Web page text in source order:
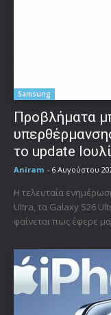
Samsung
Προβλήματα
το update
Aniram - 6 Αυγούστου
Η τελευταία
Ultra, τα Galaxy S26
φαίνεται πως έφερε